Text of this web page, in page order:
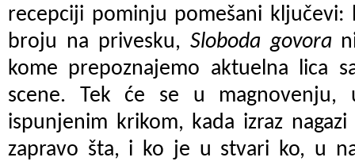
recepciji pominju pomešani ključevi:
broju na privesku, Sloboda govora
kome prepoznajemo aktuelna lica
scene. Tek će se u magnovenju,
ispunjenim krikom, kada izraz
zapravo šta, i ko je u stvari ko, u